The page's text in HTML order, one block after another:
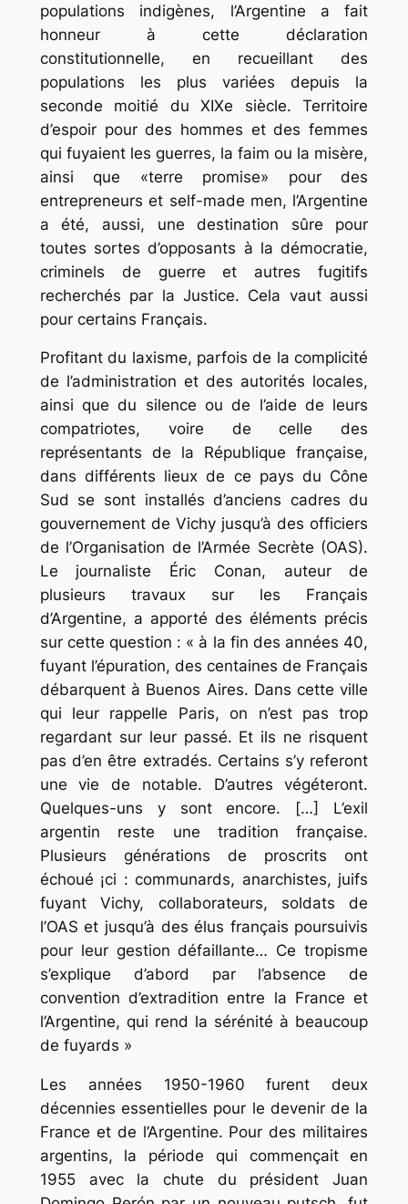
populations indigènes, l’Argentine a fait
honneur à cette déclaration
constitutionnelle, en recueillant des
populations les plus variées depuis la
seconde moitié du XIXe siècle. Territoire
d’espoir pour des hommes et des femmes
qui fuyaient les guerres, la faim ou la misère,
ainsi que «terre promise» pour des
entrepreneurs et self-made men, l’Argentine
a été, aussi, une destination sûre pour
toutes sortes d’opposants à la démocratie,
criminels de guerre et autres fugitifs
recherchés par la Justice. Cela vaut aussi
pour certains Français.
Profitant du laxisme, parfois de la complicité
de l’administration et des autorités locales,
ainsi que du silence ou de l’aide de leurs
compatriotes, voire de celle des
représentants de la République française,
dans différents lieux de ce pays du Cône
Sud se sont installés d’anciens cadres du
gouvernement de Vichy jusqu’à des officiers
de l’Organisation de l’Armée Secrète (OAS).
Le journaliste Éric Conan, auteur de
plusieurs travaux sur les Français
d’Argentine, a apporté des éléments précis
sur cette question : « à la fin des années 40,
fuyant l’épuration, des centaines de Français
débarquent à Buenos Aires. Dans cette ville
qui leur rappelle Paris, on n’est pas trop
regardant sur leur passé. Et ils ne risquent
pas d’en être extradés. Certains s’y referont
une vie de notable. D’autres végéteront.
Quelques-uns y sont encore. […] L’exil
argentin reste une tradition française.
Plusieurs générations de proscrits ont
échoué ¡ci : communards, anarchistes, juifs
fuyant Vichy, collaborateurs, soldats de
l’OAS et jusqu’à des élus français poursuivis
pour leur gestion défaillante… Ce tropisme
s’explique d’abord par l’absence de
convention d’extradition entre la France et
l’Argentine, qui rend la sérénité à beaucoup
de fuyards »
Les années 1950-1960 furent deux
décennies essentielles pour le devenir de la
France et de l’Argentine. Pour des militaires
argentins, la période qui commençait en
1955 avec la chute du président Juan